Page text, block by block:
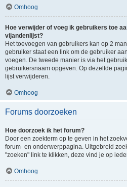
Omhoog
Hoe verwijder of voeg ik gebruikers toe
vijandenlijst?
Het toevoegen van gebruikers kan op 2
gebruiker staat een link om de gebruiker
voegen. De tweede manier is via het
gebruikersnaam opgeven. Op dezelfde
lijst verwijderen.
Omhoog
Forums doorzoeken
Hoe doorzoek ik het forum?
Door een zoekterm op te geven in het
forum- en onderwerppagina. Uitgebreid
"zoeken" link te klikken, deze vind je op
Omhoog